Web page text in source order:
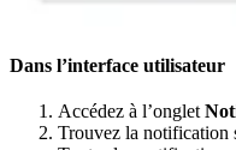
Dans l’interface utilisateur
Accédez à l’onglet
Trouvez la notification